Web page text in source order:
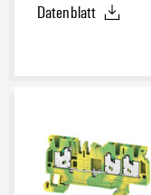
Datenblatt